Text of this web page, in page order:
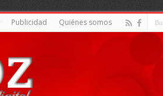
Publicidad Quiénes somos